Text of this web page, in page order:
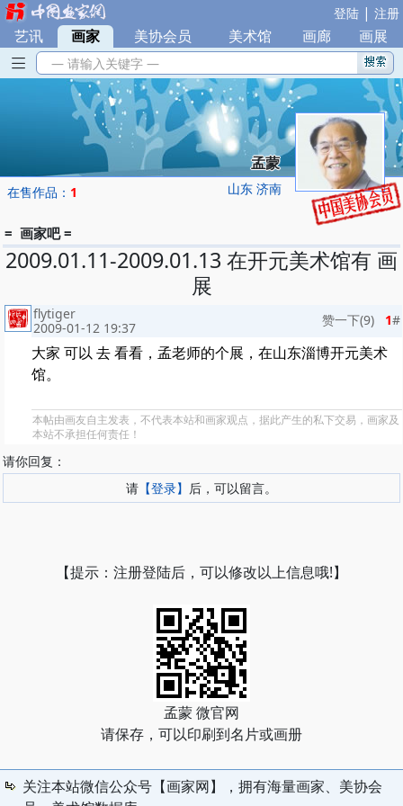
登陆 | 注册
艺讯 | 画家 美协会员 美术馆 画廊 画展
— 请输入关键字 —
孟蒙
山东 济南
在售作品： 1
= 画家吧 =
2009.01.11-2009.01.13 在开元美术馆有 画
展
赞一下(9) 1#
flytiger
2009-01-12 19:37
大家 可以 去 看看，孟老师的个展，在山东淄博开元美术
馆。
本帖由画友自主发表，不代表本站和画家观点，据此产生的私下交易，画家及
本站不承担任何责任！
请你回复：
请 【登录】 后，可以留言。
【提示：注册登陆后，可以修改以上信息哦!】
孟蒙 微官网
请保存，可以印刷到名片或画册
关注本站微信公众号【画家网】，拥有海量画家、美协会